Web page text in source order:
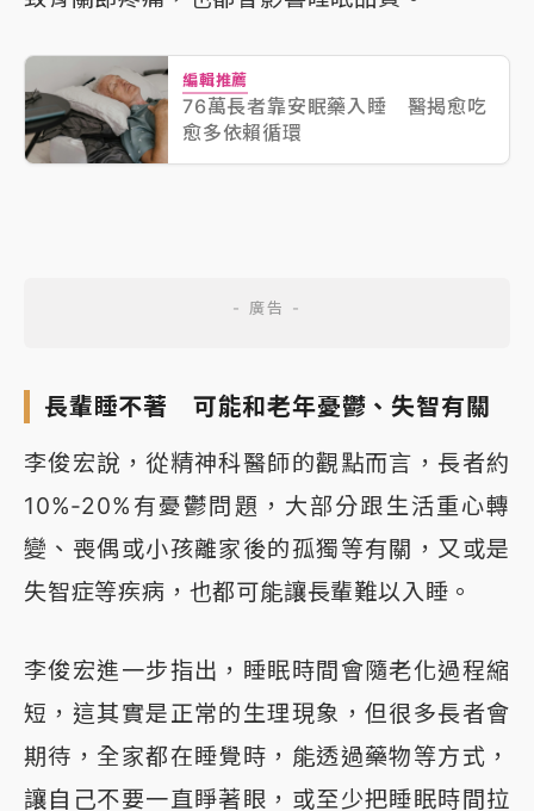
編輯推薦
76萬長者靠安眠藥入睡 醫揭愈吃
愈多依賴循環
長輩睡不著 可能和老年憂鬱、失智有關
李俊宏說，從精神科醫師的觀點而言，長者約
10%-20%有憂鬱問題，大部分跟生活重心轉
變、喪偶或小孩離家後的孤獨等有關，又或是
失智症等疾病，也都可能讓長輩難以入睡。
李俊宏進一步指出，睡眠時間會隨老化過程縮
短，這其實是正常的生理現象，但很多長者會
期待，全家都在睡覺時，能透過藥物等方式，
讓自己不要一直睜著眼，或至少把睡眠時間拉